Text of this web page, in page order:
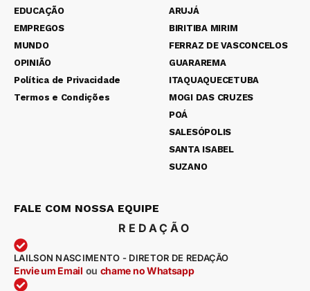
EDUCAÇÃO
EMPREGOS
MUNDO
OPINIÃO
Política de Privacidade
Termos e Condições
ARUJÁ
BIRITIBA MIRIM
FERRAZ DE VASCONCELOS
GUARAREMA
ITAQUAQUECETUBA
MOGI DAS CRUZES
POÁ
SALESÓPOLIS
SANTA ISABEL
SUZANO
FALE COM NOSSA EQUIPE
REDAÇÃO
LAILSON NASCIMENTO - DIRETOR DE REDAÇÃO
Envie um Email ou chame no Whatsapp